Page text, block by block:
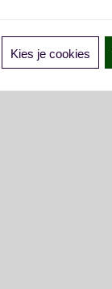
Kies je cookies